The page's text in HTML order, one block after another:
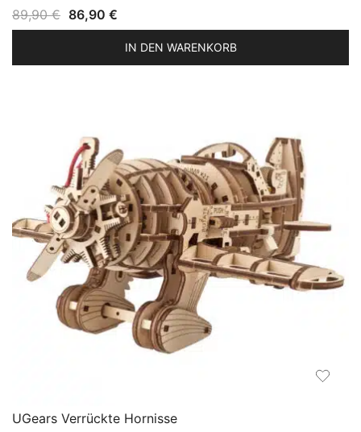
89,90€ Ursprünglicher
Preis
86,90 €
Preis
ist:
IN DEN WARENKORB
UGears Verrückte Hornisse